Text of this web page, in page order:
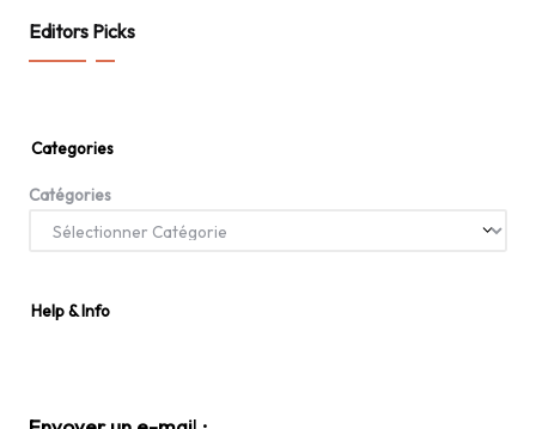
Editors Picks
Categories
Catégories
Help & Info